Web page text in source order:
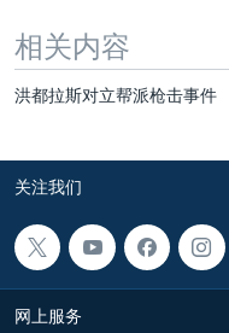
重要讲话与声明
台海两岸关系
关注西藏
关注新疆
相关内容
洪都拉斯对立帮派枪击事件
关注我们
网上服务